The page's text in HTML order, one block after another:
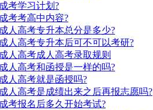
考学习计划?
考考高中内容?
人高考专升本总分是多少?
人高考专升本后可不可以考研?
人高考成人高考录取规则
人高考和函授是一样的吗?
人高考就是函授吗?
人高考是成绩出来之后再报志愿吗?
考报名后多久开始考试?